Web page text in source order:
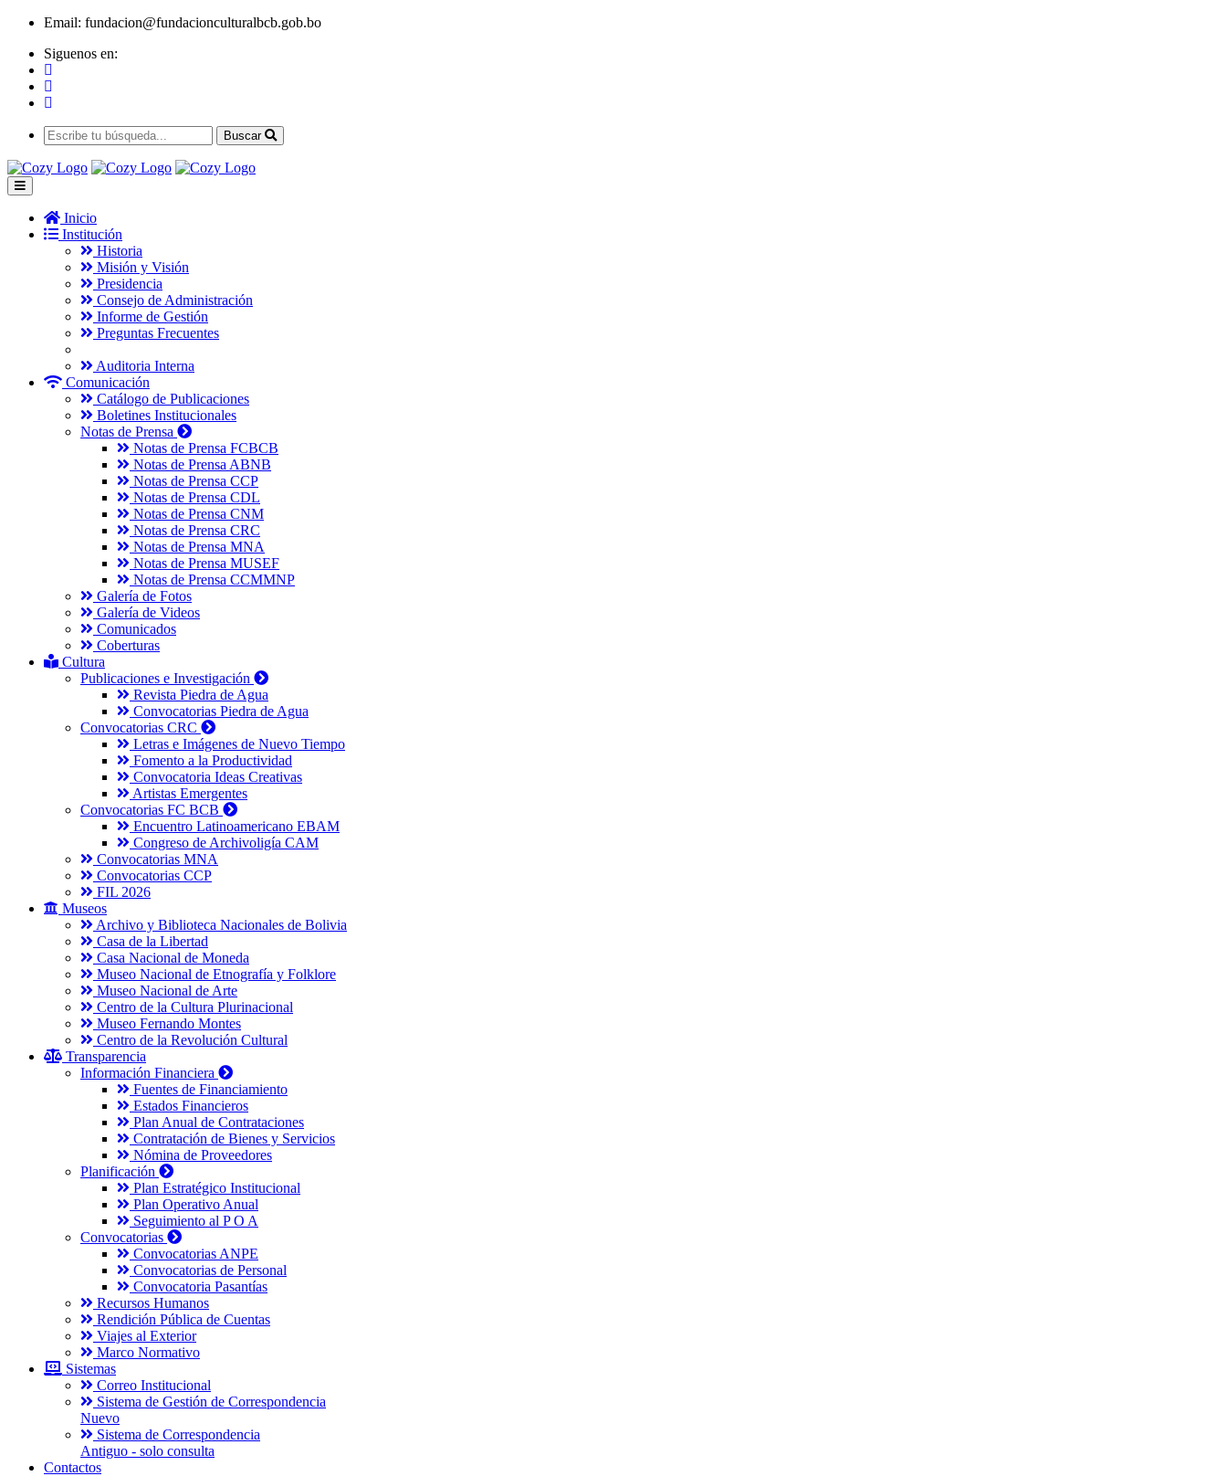
Email: fundacion@fundacionculturalbcb.gob.bo
Siguenos en:
Buscar
Inicio
Institución
Historia
Misión y Visión
Presidencia
Consejo de Administración
Informe de Gestión
Preguntas Frecuentes
Auditoria Interna
Comunicación
Catálogo de Publicaciones
Boletines Institucionales
Notas de Prensa
Notas de Prensa FCBCB
Notas de Prensa ABNB
Notas de Prensa CCP
Notas de Prensa CDL
Notas de Prensa CNM
Notas de Prensa CRC
Notas de Prensa MNA
Notas de Prensa MUSEF
Notas de Prensa CCMMNP
Galería de Fotos
Galería de Videos
Comunicados
Coberturas
Cultura
Publicaciones e Investigación
Revista Piedra de Agua
Convocatorias Piedra de Agua
Convocatorias CRC
Letras e Imágenes de Nuevo Tiempo
Fomento a la Productividad
Convocatoria Ideas Creativas
Artistas Emergentes
Convocatorias FC BCB
Encuentro Latinoamericano EBAM
Congreso de Archivoligía CAM
Convocatorias MNA
Convocatorias CCP
FIL 2026
Museos
Archivo y Biblioteca Nacionales de Bolivia
Casa de la Libertad
Casa Nacional de Moneda
Museo Nacional de Etnografía y Folklore
Museo Nacional de Arte
Centro de la Cultura Plurinacional
Museo Fernando Montes
Centro de la Revolución Cultural
Transparencia
Información Financiera
Fuentes de Financiamiento
Estados Financieros
Plan Anual de Contrataciones
Contratación de Bienes y Servicios
Nómina de Proveedores
Planificación
Plan Estratégico Institucional
Plan Operativo Anual
Seguimiento al P O A
Convocatorias
Convocatorias ANPE
Convocatorias de Personal
Convocatoria Pasantías
Recursos Humanos
Rendición Pública de Cuentas
Viajes al Exterior
Marco Normativo
Sistemas
Correo Institucional
Sistema de Gestión de Correspondencia
Nuevo
Sistema de Correspondencia
Antiguo - solo consulta
Contactos